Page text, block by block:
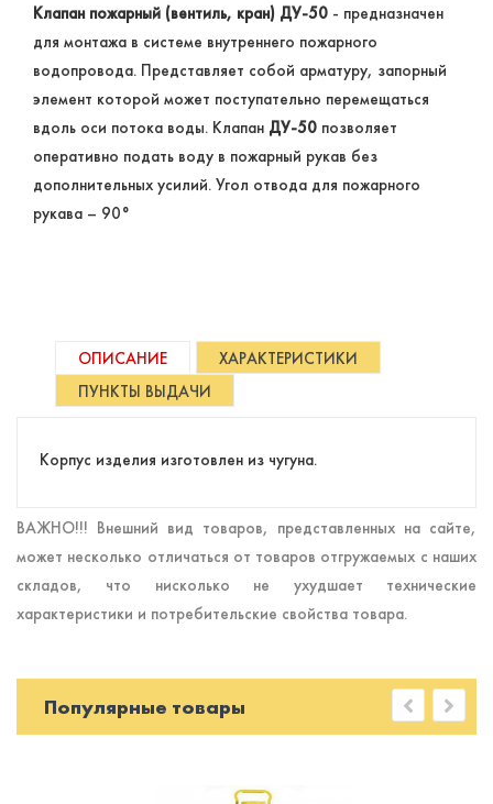
Клапан пожарный (вентиль, кран) ДУ-50 - предназначен
для монтажа в системе внутреннего пожарного
водопровода. Представляет собой арматуру, запорный
элемент которой может поступательно перемещаться
вдоль оси потока воды. Клапан ДУ-50 позволяет
оперативно подать воду в пожарный рукав без
дополнительных усилий. Угол отвода для пожарного
рукава – 90°
ОПИСАНИЕ
ХАРАКТЕРИСТИКИ
ПУНКТЫ ВЫДАЧИ
Корпус изделия изготовлен из чугуна.
ВАЖНО!!! Внешний вид товаров, представленных на сайте,
может несколько отличаться от товаров отгружаемых с наших
складов, что нисколько не ухудшает технические
характеристики и потребительские свойства товара.
Популярные товары